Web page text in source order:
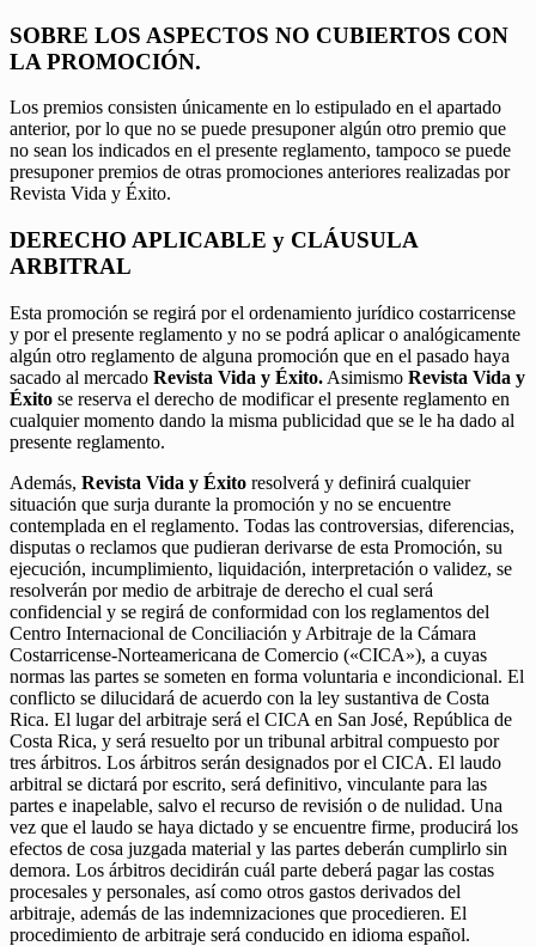
SOBRE LOS ASPECTOS NO CUBIERTOS CON
LA PROMOCIÓN.
Los premios consisten únicamente en lo estipulado en el apartado
anterior, por lo que no se puede presuponer algún otro premio que
no sean los indicados en el presente reglamento, tampoco se puede
presuponer premios de otras promociones anteriores realizadas por
Revista Vida y Éxito.
DERECHO APLICABLE y CLÁUSULA
ARBITRAL
Esta promoción se regirá por el ordenamiento jurídico costarricense
y por el presente reglamento y no se podrá aplicar o analógicamente
algún otro reglamento de alguna promoción que en el pasado haya
sacado al mercado Revista Vida y Éxito. Asimismo Revista Vida y
Éxito se reserva el derecho de modificar el presente reglamento en
cualquier momento dando la misma publicidad que se le ha dado al
presente reglamento.
Además, Revista Vida y Éxito resolverá y definirá cualquier
situación que surja durante la promoción y no se encuentre
contemplada en el reglamento. Todas las controversias, diferencias,
disputas o reclamos que pudieran derivarse de esta Promoción, su
ejecución, incumplimiento, liquidación, interpretación o validez, se
resolverán por medio de arbitraje de derecho el cual será
confidencial y se regirá de conformidad con los reglamentos del
Centro Internacional de Conciliación y Arbitraje de la Cámara
Costarricense-Norteamericana de Comercio («CICA»), a cuyas
normas las partes se someten en forma voluntaria e incondicional. El
conflicto se dilucidará de acuerdo con la ley sustantiva de Costa
Rica. El lugar del arbitraje será el CICA en San José, República de
Costa Rica, y será resuelto por un tribunal arbitral compuesto por
tres árbitros. Los árbitros serán designados por el CICA. El laudo
arbitral se dictará por escrito, será definitivo, vinculante para las
partes e inapelable, salvo el recurso de revisión o de nulidad. Una
vez que el laudo se haya dictado y se encuentre firme, producirá los
efectos de cosa juzgada material y las partes deberán cumplirlo sin
demora. Los árbitros decidirán cuál parte deberá pagar las costas
procesales y personales, así como otros gastos derivados del
arbitraje, además de las indemnizaciones que procedieren. El
procedimiento de arbitraje será conducido en idioma español.